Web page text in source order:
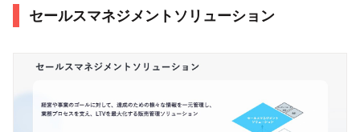
セールスマネジメントソリューション